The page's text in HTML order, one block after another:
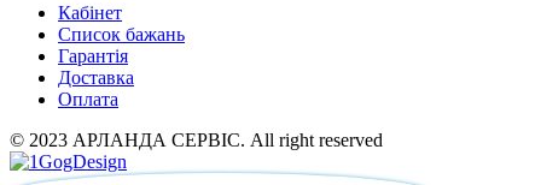
Кабінет
Список бажань
Гарантія
Доставка
Оплата
© 2023 АРЛАНДА СЕРВІС. All right reserved